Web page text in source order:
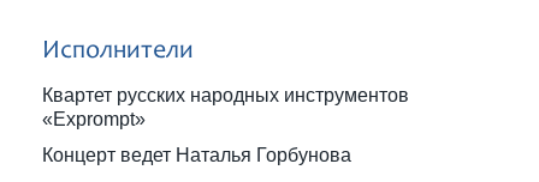
Исполнители
Квартет русских народных инструментов
«Exprompt»
Концерт ведет Наталья Горбунова